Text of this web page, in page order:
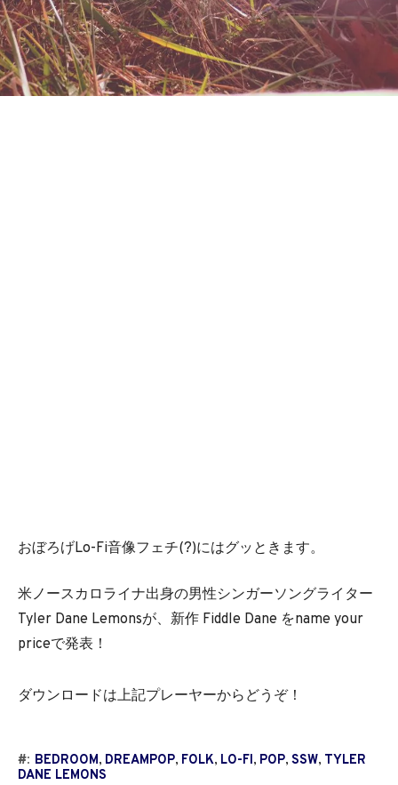
おぼろげLo-Fi音像フェチ(?)にはグッときます。
米ノースカロライナ出身の男性シンガーソングライター
Tyler Dane Lemonsが、新作 Fiddle Dane をname your
priceで発表！
ダウンロードは上記プレーヤーからどうぞ！
#: BEDROOM, DREAMPOP, FOLK, LO-FI, POP, SSW, TYLER
DANE LEMONS